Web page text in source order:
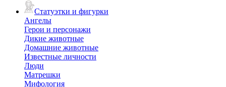
Статуэтки и фигурки
Ангелы
Герои и персонажи
Дикие животные
Домашние животные
Известные личности
Люди
Матрешки
Мифология